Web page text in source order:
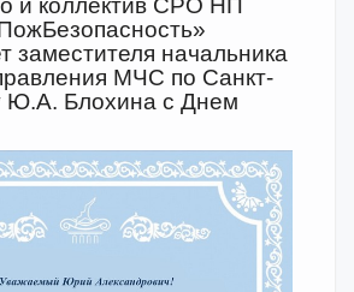
и коллектив СРО НП
заместителя начальника
МЧС по Санкт-
Ю.А. Блохина с Днем